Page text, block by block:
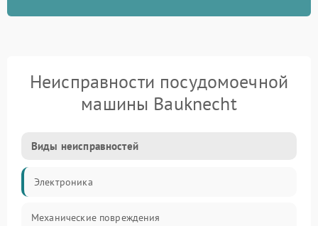
Неисправности посудомоечной
машины Bauknecht
Виды неисправностей
Электроника
Механические повреждения